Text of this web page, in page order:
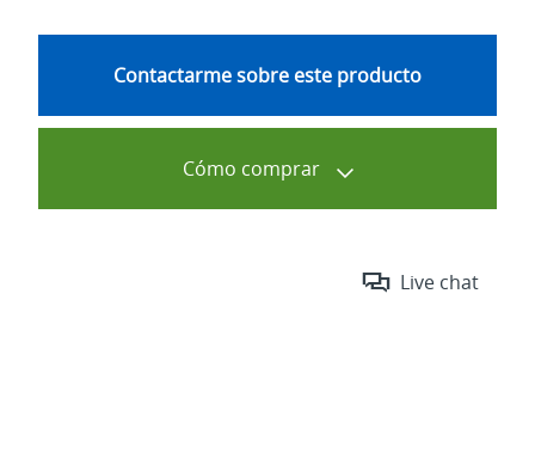
Contactarme sobre este producto
Cómo comprar
Live chat